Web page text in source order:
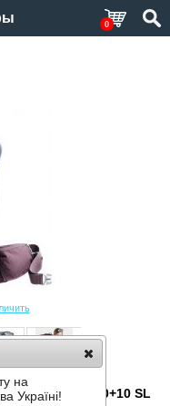
0
VOYAGER 60+10 SL
на
Україні!